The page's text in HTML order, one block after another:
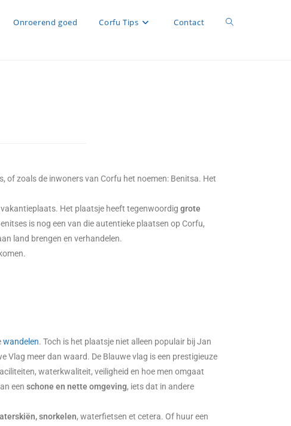
Onroerend goed Corfu Tips Contact
of zoals de inwoners van Corfu het noemen: Benitsa. Het
Het plaatsje heeft tegenwoordig grote
is nog een van die autentieke plaatsen op Corfu,
land brengen en verhandelen.
wandelen. Toch is het plaatsje niet alleen populair bij Jan
Vlag meer dan waard. De Blauwe vlag is een prestigieuze
waterkwaliteit, veiligheid en hoe men omgaat
een schone en nette omgeving, iets dat in andere
snorkelen, waterfietsen et cetera. Of huur een